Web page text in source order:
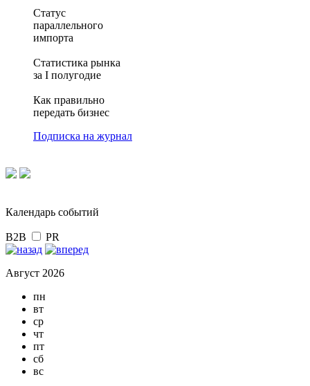
Статус
параллельного
импорта
Статистика рынка
за I полугодие
Как правильно
передать бизнес
Подписка на журнал
Календарь событий
B2B PR
Август 2026
пн
вт
ср
чт
пт
сб
вс